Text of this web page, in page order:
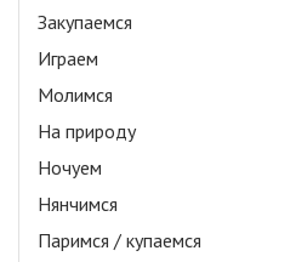
Закупаемся
Играем
Молимся
На природу
Ночуем
Нянчимся
Паримся / купаемся